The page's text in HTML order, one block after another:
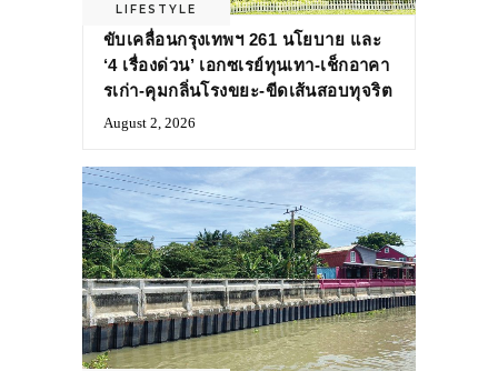
LIFESTYLE
ขับเคลื่อนกรุงเทพฯ 261 นโยบาย และ
‘4 เรื่องด่วน’ เอกซเรย์ทุนเทา-เช็กอาคา
รเก่า-คุมกลิ่นโรงขยะ-ขีดเส้นสอบทุจริต
August 2, 2026